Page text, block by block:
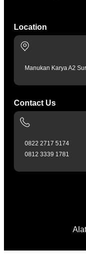
Location
Manukan Karya A2
Contact Us
0822 2717 5174
0812 3339 1781